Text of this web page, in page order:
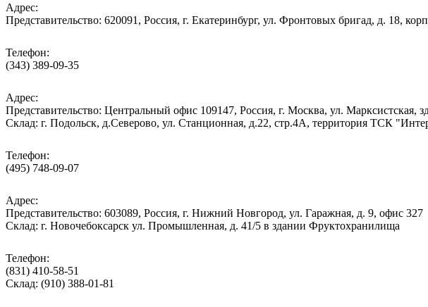
Адрес:
Представительство: 620091, Россия, г. Екатеринбург, ул. Фронтовых бригад, д. 18,
Телефон:
(343) 389-09-35
Адрес:
Представительство: Центральный офис 109147, Россия, г. Москва, ул. Марксистская,
Cклад: г. Подольск, д.Северово, ул. Станционная, д.22, стр.4А, территория ТСК
Телефон:
(495) 748-09-07
Адрес:
Представительство: 603089, Россия, г. Нижний Новгород, ул. Гаражная, д. 9, офис 327
Склад: г. Новочебоксарск ул. Промышленная, д. 41/5 в здании Фруктохранилища
Телефон:
(831) 410-58-51
Склад: (910) 388-01-81